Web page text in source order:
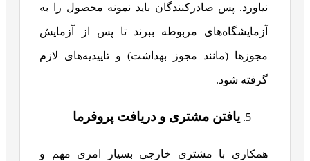
نیاورد. پس صادرکنندگان باید نمونه محصول را به
آزمایشگاه‌های مربوطه ببرند تا پس از آزمایش
مجوزها (مانند مجوز بهداشت) و تاییدیه‌های لازم
گرفته شود.
یافتن مشتری و دریافت پروفرما
همکاری با مشتری خارجی بسیار امری مهم و